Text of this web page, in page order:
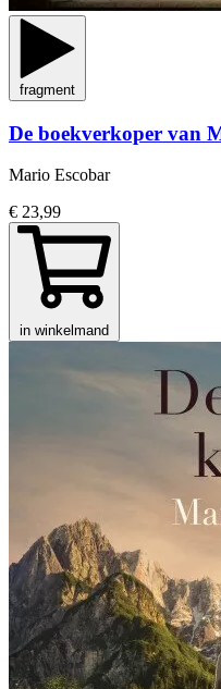
fragment
De boekverkoper van
Mario Escobar
€ 23,99
in winkelmand